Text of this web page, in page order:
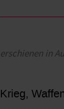
erschienen in
Krieg,